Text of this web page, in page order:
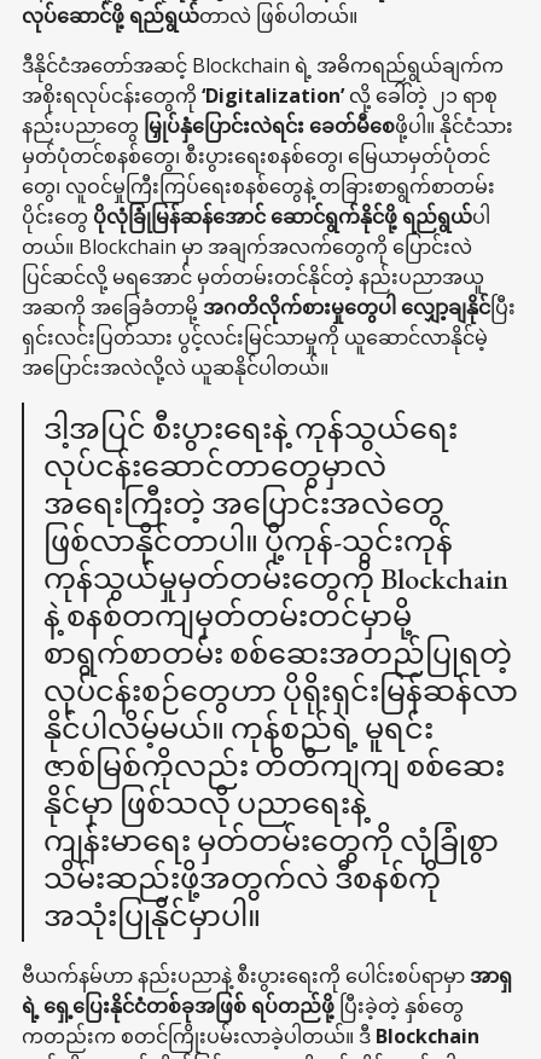
လုပ်ဆောင်ဖို့ ရည်ရွယ်တာလဲ ဖြစ်ပါတယ်။
ဒီနိုင်ငံအတော်အဆင့် Blockchain ရဲ့ အဓိကရည်ရွယ်ချက်က
အစိုးရလုပ်ငန်းတွေကို ‘Digitalization’လို့ ခေါ်တဲ့ ၂၁ ရာစု
နည်းပညာတွေ မြှုပ်နှံပြောင်းလဲရင်း ခေတ်မီစေဖို့ပါ။ နိုင်ငံသား
မှတ်ပုံတင်စနစ်တွေ၊ စီးပွားရေးစနစ်တွေ၊ မြေယာမှတ်ပုံတင်
တွေ၊ လူဝင်မှုကြီးကြပ်ရေးစနစ်တွေနဲ့ တခြားစာရွက်စာတမ်း
ပိုင်းတွေ ပိုလုံခြုံမြန်ဆန်အောင် ဆောင်ရွက်နိုင်ဖို့ ရည်ရွယ်ပါ
တယ်။ Blockchain မှာ အချက်အလက်တွေကို ပြောင်းလဲ
ပြင်ဆင်လို့ မရအောင် မှတ်တမ်းတင်နိုင်တဲ့ နည်းပညာအယူ
အဆကို အခြေခံတာမို့ အဂတိလိုက်စားမှုတွေပါ လျှော့ချနိုင်ပြီး
ရှင်းလင်းပြတ်သား ပွင့်လင်းမြင်သာမှုကို ယူဆောင်လာနိုင်မဲ့
အပြောင်းအလဲလို့လဲ ယူဆနိုင်ပါတယ်။
ဒါ့အပြင် စီးပွားရေးနဲ့ ကုန်သွယ်ရေး
လုပ်ငန်းဆောင်တာတွေမှာလဲ
အရေးကြီးတဲ့ အပြောင်းအလဲတွေ
ဖြစ်လာနိုင်တာပါ။ ပို့ကုန်-သွင်းကုန်
ကုန်သွယ်မှုမှတ်တမ်းတွေကို Blockchain
နဲ့ စနစ်တကျမှတ်တမ်းတင်မှာမို့
စာရွက်စာတမ်း စစ်ဆေးအတည်ပြုရတဲ့
လုပ်ငန်းစဉ်တွေဟာ ပိုရိုးရှင်းမြန်ဆန်လာ
နိုင်ပါလိမ့်မယ်။ ကုန်စည်ရဲ့ မူရင်း
ဇာစ်မြစ်ကိုလည်း တိတိကျကျ စစ်ဆေး
နိုင်မှာ ဖြစ်သလို ပညာရေးနဲ့
ကျန်းမာရေး မှတ်တမ်းတွေကို လုံခြုံစွာ
သိမ်းဆည်းဖို့အတွက်လဲ ဒီစနစ်ကို
အသုံးပြုနိုင်မှာပါ။
ဗီယက်နမ်ဟာ နည်းပညာနဲ့ စီးပွားရေးကို ပေါင်းစပ်ရာမှာအာရှ
ရဲ့ ရှေ့ပြေးနိုင်ငံတစ်ခုအဖြစ် ရပ်တည်ဖို့ ပြီးခဲ့တဲ့ နှစ်တွေ
ကတည်းက စတင်ကြိုးပမ်းလာခဲ့ပါတယ်။ ဒီ Blockchain